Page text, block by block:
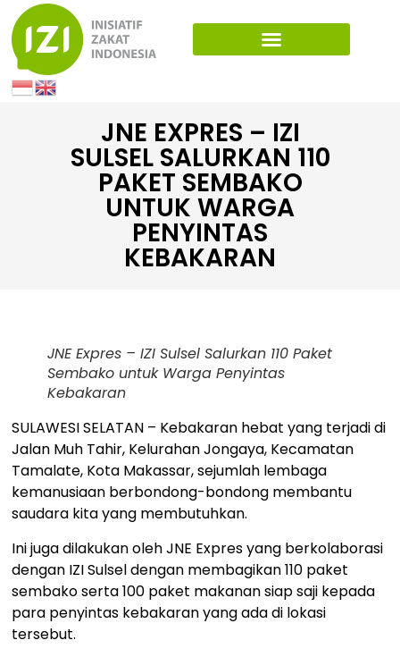
JNE EXPRES – IZI
SULSEL SALURKAN 110
PAKET SEMBAKO
UNTUK WARGA
PENYINTAS
KEBAKARAN
JNE Expres – IZI Sulsel Salurkan 110 Paket
Sembako untuk Warga Penyintas
Kebakaran
SULAWESI SELATAN – Kebakaran hebat yang terjadi di
Jalan Muh Tahir, Kelurahan Jongaya, Kecamatan
Tamalate, Kota Makassar, sejumlah lembaga
kemanusiaan berbondong-bondong membantu
saudara kita yang membutuhkan.
Ini juga dilakukan oleh JNE Expres yang berkolaborasi
dengan IZI Sulsel dengan membagikan 110 paket
sembako serta 100 paket makanan siap saji kepada
para penyintas kebakaran yang ada di lokasi
tersebut.